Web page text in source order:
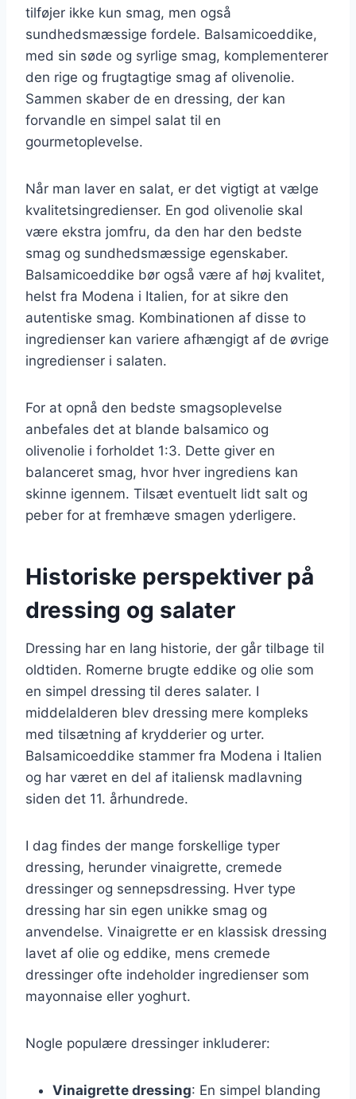
tilføjer ikke kun smag, men også
sundhedsmæssige fordele. Balsamicoeddike,
med sin søde og syrlige smag, komplementerer
den rige og frugtagtige smag af olivenolie.
Sammen skaber de en dressing, der kan
forvandle en simpel salat til en
gourmetoplevelse.
Når man laver en salat, er det vigtigt at vælge
kvalitetsingredienser. En god olivenolie skal
være ekstra jomfru, da den har den bedste
smag og sundhedsmæssige egenskaber.
Balsamicoeddike bør også være af høj kvalitet,
helst fra Modena i Italien, for at sikre den
autentiske smag. Kombinationen af disse to
ingredienser kan variere afhængigt af de øvrige
ingredienser i salaten.
For at opnå den bedste smagsoplevelse
anbefales det at blande balsamico og
olivenolie i forholdet 1:3. Dette giver en
balanceret smag, hvor hver ingrediens kan
skinne igennem. Tilsæt eventuelt lidt salt og
peber for at fremhæve smagen yderligere.
Historiske perspektiver på
dressing og salater
Dressing har en lang historie, der går tilbage til
oldtiden. Romerne brugte eddike og olie som
en simpel dressing til deres salater. I
middelalderen blev dressing mere kompleks
med tilsætning af krydderier og urter.
Balsamicoeddike stammer fra Modena i Italien
og har været en del af italiensk madlavning
siden det 11. århundrede.
I dag findes der mange forskellige typer
dressing, herunder vinaigrette, cremede
dressinger og sennepsdressing. Hver type
dressing har sin egen unikke smag og
anvendelse. Vinaigrette er en klassisk dressing
lavet af olie og eddike, mens cremede
dressinger ofte indeholder ingredienser som
mayonnaise eller yoghurt.
Nogle populære dressinger inkluderer:
Vinaigrette dressing: En simpel blanding